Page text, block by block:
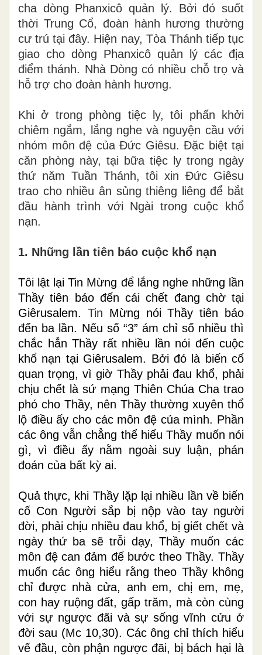
cha dòng Phanxicô quản lý. Bởi đó suốt
thời Trung Cổ, đoàn hành hương thường
cư trú tại đây. Hiện nay, Tòa Thánh tiếp tục
giao cho dòng Phanxicô quản lý các địa
điểm thánh. Nhà Dòng có nhiều chỗ trọ và
hỗ trợ cho đoàn hành hương.
Khi ở trong phòng tiệc ly, tôi phấn khởi
chiêm ngắm, lắng nghe và nguyện cầu với
nhóm môn đệ của Đức Giêsu. Đặc biệt tại
căn phòng này, tại bữa tiệc ly trong ngày
thứ năm Tuần Thánh, tôi xin Đức Giêsu
trao cho nhiều ân sủng thiêng liêng để bắt
đầu hành trình với Ngài trong cuộc khổ
nạn.
1. Những lần tiên báo cuộc khổ nạn
Tôi lật lại Tin Mừng để lắng nghe những lần
Thầy tiên báo đến cái chết đang chờ tại
Giêrusalem. Tin Mừng nói Thầy tiên báo
đến ba lần. Nếu số “3” ám chỉ số nhiều thì
chắc hẳn Thầy rất nhiều lần nói đến cuộc
khổ nạn tại Giêrusalem. Bởi đó là biến cố
quan trọng, vì giờ Thầy phải đau khổ, phải
chịu chết là sứ mạng Thiên Chúa Cha trao
phó cho Thầy, nên Thầy thường xuyên thổ
lộ điều ấy cho các môn đệ của mình. Phần
các ông vẫn chẳng thể hiểu Thầy muốn nói
gì, vì điều ấy nằm ngoài suy luận, phán
đoán của bất kỳ ai.
Quả thực, khi Thầy lặp lại nhiều lần về biến
cố Con Người sắp bị nộp vào tay người
đời, phải chịu nhiều đau khổ, bị giết chết và
ngày thứ ba sẽ trỗi dạy, Thầy muốn các
môn đệ can đảm để bước theo Thầy. Thầy
muốn các ông hiểu rằng theo Thầy không
chỉ được nhà cửa, anh em, chị em, mẹ,
con hay ruộng đất, gấp trăm, mà còn cùng
với sự ngược đãi và sự sống vĩnh cửu ở
đời sau (Mc 10,30). Các ông chỉ thích hiểu
vế đầu, còn phận ngược đãi, bị bách hại là